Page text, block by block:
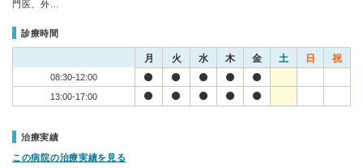
門医、外…
診療時間
月 火 水 木 金 土 日 祝
08:30-12:00
13:00-17:00
治療実績
この病院の治療実績を見る